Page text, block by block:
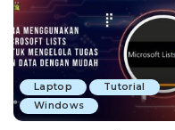
Laptop
Tutorial
Windows